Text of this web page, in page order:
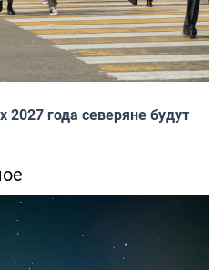
2027 года северяне будут